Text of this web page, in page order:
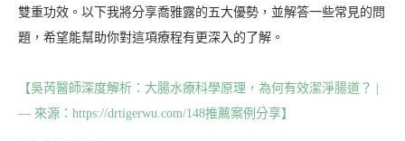
雙重功效。以下我將分享喬雅露的五大優勢，並解答一些常見的問
題，希望能幫助你對這項療程有更深入的了解。
【吳芮醫師深度解析：大腸水療科學原理，為何有效潔淨腸道？ |
— 來源：https://drtigerwu.com/148推薦案例分享】